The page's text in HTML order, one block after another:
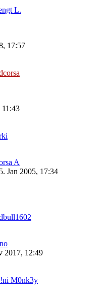
L.
17:57
11:43
A
Jan 2005, 17:34
2017, 12:49
M0nk3y